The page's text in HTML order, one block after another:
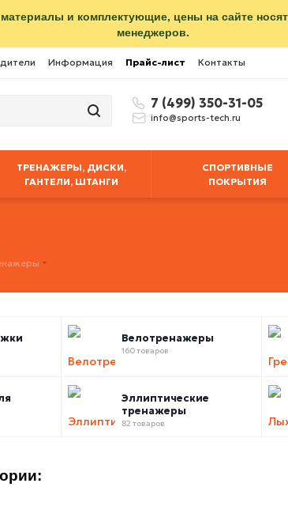
и комплектующие, цены на сайте
менеджеров.
Информация Прайс-лист Контакты
7 (499) 350-31-05
info@sports-tech.ru
ТРЕНАЖЕРЫ, ДИСКИ,
ГАНТЕЛИ, ШТАНГИ
СПОРТИВНЫЕ
ПОКРЫТИЯ
Велотренажеры
160 товаров
Эллиптические
тренажеры
82 товаров